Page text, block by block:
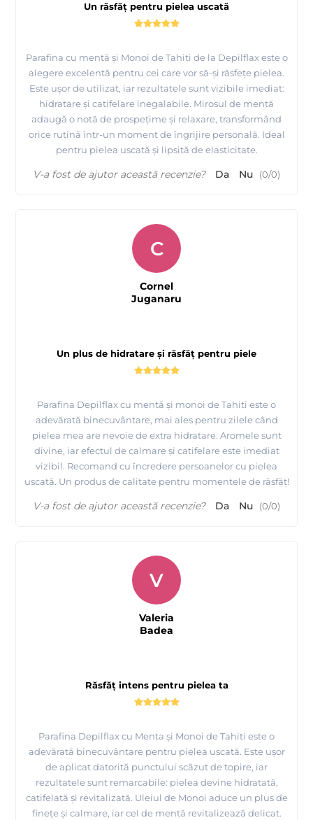
Un răsfăț pentru pielea uscată
Parafina cu mentă și Monoi de Tahiti de la Depilflax este o
alegere excelentă pentru cei care vor să-și răsfețe pielea.
Este ușor de utilizat, iar rezultatele sunt vizibile imediat:
hidratare și catifelare inegalabile. Mirosul de mentă
adaugă o notă de prospețime și relaxare, transformând
orice rutină într-un moment de îngrijire personală. Ideal
pentru pielea uscată și lipsită de elasticitate.
V-a fost de ajutor această recenzie? Da Nu (0/0)
Un plus de hidratare și răsfăț pentru piele
Parafina Depilflax cu mentă și monoi de Tahiti este o
adevărată binecuvântare, mai ales pentru zilele când
pielea mea are nevoie de extra hidratare. Aromele sunt
divine, iar efectul de calmare și catifelare este imediat
vizibil. Recomand cu încredere persoanelor cu pielea
uscată. Un produs de calitate pentru momentele de răsfăț!
C
Cornel
Juganaru
V-a fost de ajutor această recenzie? Da Nu (0/0)
Răsfăț intens pentru pielea ta
Parafina Depilflax cu Menta și Monoi de Tahiti este o
adevărată binecuvântare pentru pielea uscată. Este ușor
de aplicat datorită punctului scăzut de topire, iar
rezultatele sunt remarcabile: pielea devine hidratată,
catifelată și revitalizată. Uleiul de Monoi aduce un plus de
finețe și calmare, iar cel de mentă revitalizează delicat.
V
Valeria
Badea